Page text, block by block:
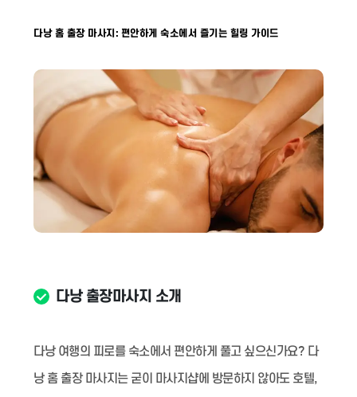
다낭 홈 출장 마사지: 편안하게 숙소에서 즐기는 힐링 가이드
다낭 출장마사지 소개
다낭 여행의 피로를 숙소에서 편안하게 풀고 싶으신가요? 다
낭 홈 출장 마사지는 굳이 마사지샵에 방문하지 않아도 호텔,